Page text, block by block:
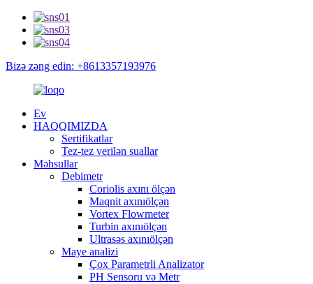
Bizə zəng edin: +8613357193976
Ev
HAQQIMIZDA
Sertifikatlar
Tez-tez verilən suallar
Məhsullar
Debimetr
Coriolis axını ölçən
Maqnit axınıölçən
Vortex Flowmeter
Turbin axınıölçən
Ultrasəs axınıölçən
Maye analizi
Çox Parametrli Analizator
PH Sensoru və Metr